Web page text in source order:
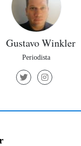
Gustavo Winkler
Periodista